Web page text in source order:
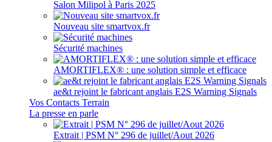
Salon Milipol à Paris 2025
Nouveau site smartvox.fr
Sécurité machines
AMORTIFLEX® : une solution simple et efficace
ae&t rejoint le fabricant anglais E2S Warning Signals
Vos Contacts Terrain
La presse en parle
Extrait | PSM N° 296 de juillet/Aout 2026